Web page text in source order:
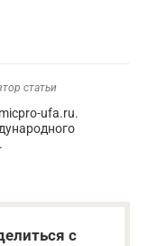
статьи
ufa.ru.
с